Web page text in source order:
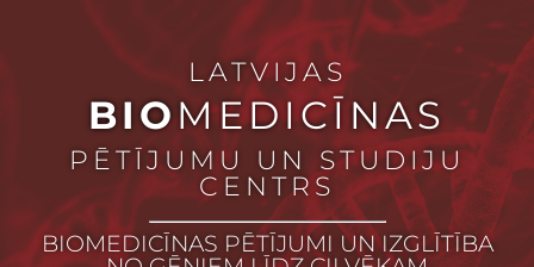
LATVIJAS
BIOMEDICĪNAS
PĒTĪJUMU UN STUDIJU
CENTRS
BIOMEDICĪNAS PĒTĪJUMI UN IZGLĪTĪBA